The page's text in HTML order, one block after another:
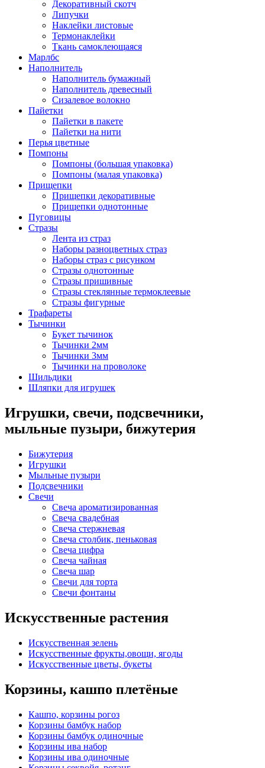
Декоративный скотч
Липучки
Наклейки листовые
Термонаклейки
Ткань самоклеющаяся
Марлбс
Наполнитель
Наполнитель бумажный
Наполнитель древесный
Сизалевое волокно
Пайетки
Пайетки в пакете
Пайетки на нити
Перья цветные
Помпоны
Помпоны (большая упаковка)
Помпоны (малая упаковка)
Прищепки
Прищепки декоративные
Прищепки однотонные
Пуговицы
Стразы
Лента из страз
Наборы разноцветных страз
Наборы страз с рисунком
Стразы однотонные
Стразы пришивные
Стразы стеклянные термоклеевые
Стразы фигурные
Трафареты
Тычинки
Букет тычинок
Тычинки 2мм
Тычинки 3мм
Тычинки на проволоке
Шильдики
Шляпки для игрушек
Игрушки, свечи, подсвечники,
мыльные пузыри, бижутерия
Бижутерия
Игрушки
Мыльные пузыри
Подсвечники
Свечи
Свеча ароматизированная
Свеча свадебная
Свеча стержневая
Свеча столбик, пеньковая
Свеча цифра
Свеча чайная
Свеча шар
Свечи для торта
Свечи фонтаны
Искусственные растения
Искусственная зелень
Искусственные фрукты,овощи, ягоды
Искусственные цветы, букеты
Корзины, кашпо плетёные
Кашпо, корзины рогоз
Корзины бамбук набор
Корзины бамбук одиночные
Корзины ива набор
Корзины ива одиночные